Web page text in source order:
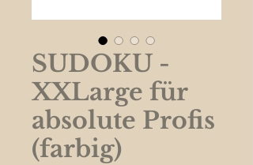
SUDOKU -
XXLarge für
absolute Profis
(farbig)